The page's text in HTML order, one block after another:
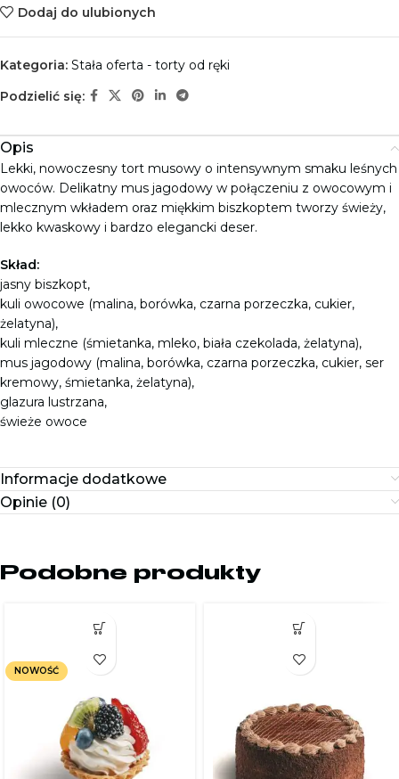
Dodaj do ulubionych
Kategoria: Stała oferta - torty od ręki
Podzielić się:
Opis
Lekki, nowoczesny tort musowy o intensywnym smaku leśnych
owoców. Delikatny mus jagodowy w połączeniu z owocowym i
mlecznym wkładem oraz miękkim biszkoptem tworzy świeży,
lekko kwaskowy i bardzo elegancki deser.
Skład:
jasny biszkopt,
kuli owocowe (malina, borówka, czarna porzeczka, cukier,
żelatyna),
kuli mleczne (śmietanka, mleko, biała czekolada, żelatyna),
mus jagodowy (malina, borówka, czarna porzeczka, cukier, ser
kremowy, śmietanka, żelatyna),
glazura lustrzana,
świeże owoce
Informacje dodatkowe
Opinie (0)
Podobne produkty
NOWOŚĆ